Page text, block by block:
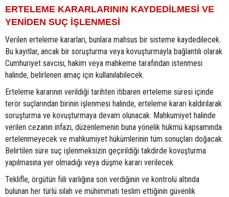
ERTELEME KARARLARININ KAYDEDİLMESİ VE
YENİDEN SUÇ İŞLENMESİ
Verilen erteleme kararları, bunlara mahsus bir sisteme kaydedilecek.
Bu kayıtlar, ancak bir soruşturma veya kovuşturmayla bağlantılı olarak
Cumhuriyet savcısı, hakim veya mahkeme tarafından istenmesi
halinde, belirlenen amaç için kullanılabilecek.
Erteleme kararının verildiği tarihten itibaren erteleme süresi içinde
terör suçlarından birinin işlenmesi halinde, erteleme kararı kaldırılarak
soruşturma ve kovuşturmaya devam olunacak. Mahkumiyet halinde
verilen cezanın infazı, düzenlemenin buna yönelik hükmü kapsamında
ertelenmeyecek ve mahkumiyet hükümlerinin tüm sonuçları doğacak.
Belirtilen süre suç işlenmeksizin geçirildiği takdirde kovuşturma
yapılmasına yer olmadığı veya düşme kararı verilecek.
Teklifle, örgütün fiili varlığına son verdiğinin ve kontrolü altında
bulunan her türlü silah ve mühimmatı teslim ettiğinin güvenlik